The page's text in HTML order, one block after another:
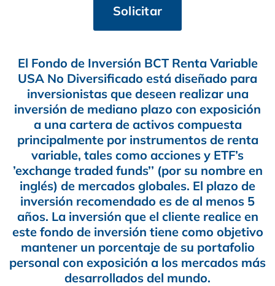
Solicitar
El Fondo de Inversión BCT Renta Variable
USA No Diversificado está diseñado para
inversionistas que deseen realizar una
inversión de mediano plazo con exposición
a una cartera de activos compuesta
principalmente por instrumentos de renta
variable, tales como acciones y ETF’s
’exchange traded funds’’ (por su nombre en
inglés) de mercados globales. El plazo de
inversión recomendado es de al menos 5
años. La inversión que el cliente realice en
este fondo de inversión tiene como objetivo
mantener un porcentaje de su portafolio
personal con exposición a los mercados más
desarrollados del mundo.